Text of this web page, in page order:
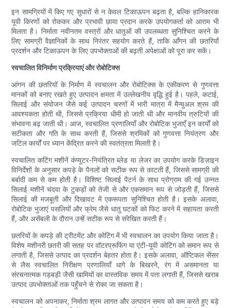
इन सामग्रियों में किए गए सुधारों से न केवल टिकाऊपन बढ़ता है, बल्कि हानिकारक
यूवी किरणों को रोककर और प्रभावी छाया प्रदान करके उपयोगकर्ता को आराम भी
मिलता है। निर्माता नवीनतम वस्त्रों और धातुओं की उपलब्धता सुनिश्चित करने के
लिए सामग्री वैज्ञानिकों के साथ निरंतर सहयोग करते हैं, ताकि आँगन की छतरियाँ
प्रदर्शन और टिकाऊपन के लिए उपभोक्ताओं की बढ़ती अपेक्षाओं को पूरा कर सकें।
स्वचालित विनिर्माण प्रक्रियाएं और रोबोटिक्स
आंगन की छतरियों के निर्माण में स्वचालन और रोबोटिक्स के एकीकरण से गुणवत्ता
मानकों को बनाए रखते हुए उत्पादन क्षमता में उल्लेखनीय वृद्धि हुई है। पहले, कटाई,
सिलाई और संयोजन जैसे कई उत्पादन चरणों में भारी मात्रा में मैन्युअल श्रम की
आवश्यकता होती थी, जिससे प्रक्रिया धीमी हो जाती थी और मानवीय त्रुटियों की
संभावना बढ़ जाती थी। आज, स्वचालित प्रणालियाँ और रोबोटिक भुजाएँ इन कार्यों को
सटीकता और गति के साथ करती हैं, जिससे श्रमिकों को गुणवत्ता नियंत्रण और
जटिल कार्यों पर ध्यान केंद्रित करने की स्वतंत्रता मिलती है।
स्वचालित कटिंग मशीनें कंप्यूटर-नियंत्रित ब्लेड या लेजर का उपयोग करके डिज़ाइन
विनिर्देशों के अनुसार कपड़े के पैनलों को सटीक रूप से काटती हैं, जिससे सामग्री की
बर्बादी कम से कम होती है। विशिष्ट सिलाई पैटर्न के साथ प्रोग्राम की गई उन्नत
सिलाई मशीनें चंदवा के टुकड़ों को तेजी से और एकसमान रूप से जोड़ती हैं, जिससे
सिलाई की मजबूती और दिखावट में एकरूपता सुनिश्चित होती है। इसके अलावा,
रोबोटिक भुजाएं पसलियों और फ्रेम जैसे धातु घटकों को फिट करने में सहायता करती
हैं, और असेंबली के दौरान उन्हें सटीक रूप से संरेखित करती हैं।
छतरियों के कपड़े की ट्रीटमेंट और कोटिंग में भी स्वचालन का उपयोग किया जाता है।
विशेष मशीनरी छतरी की सतह पर वॉटरप्रूफिंग या एंटी-यूवी कोटिंग को समान रूप से
लगाती है, जिससे उत्पाद का प्रदर्शन बेहतर होता है। इसके अलावा, ऑप्टिकल सेंसर
से लैस स्वचालित निरीक्षण प्रणालियाँ धागे के बिखरने, रंग में असमानता या
संरचनात्मक गड़बड़ी जैसी खामियों का वास्तविक समय में पता लगाती हैं, जिससे खराब
उत्पाद उपभोक्ताओं तक पहुँचने से रोका जा सकता है।
स्वचालन को अपनाकर, निर्माता श्रम लागत और उत्पादन समय को कम करते हुए बड़े